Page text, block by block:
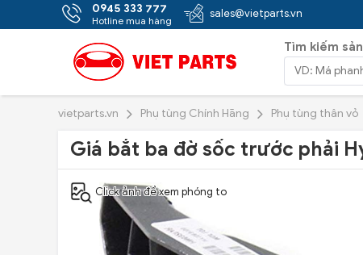
0945 333 777
Hotline mua hàng
sales@vietparts.vn
Tìm kiếm
vietparts.vn Phụ tùng Chính Hãng Phụ tùng thân vỏ
Giá bắt ba đờ sốc trước phải
Click ảnh để xem phóng to